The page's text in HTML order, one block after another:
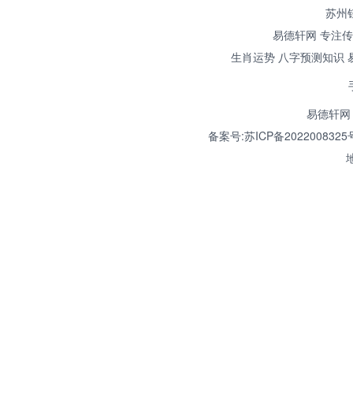
苏州
易德轩网 专注
生肖运势 八字预测知识
易德轩
备案号:苏ICP备2022008325